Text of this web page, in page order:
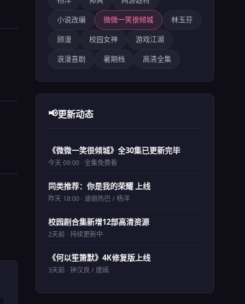
小说改编
微微一笑很倾城
林玉芬
顾漫
校园女神
游戏江湖
浪漫喜剧
暑期档 高清全集
📢更新动态
《微微一笑很倾城》全30集已更新完毕
今天 09:00 · 全集免费看
同类推荐：你是我的荣耀 上线
昨天 18:00 · 迪丽热巴 / 杨洋
校园剧合集新增12部高清资源
2天前 · 持续更新中
《何以笙箫默》4K修复版上线
3天前 · 钟汉良 / 唐嫣